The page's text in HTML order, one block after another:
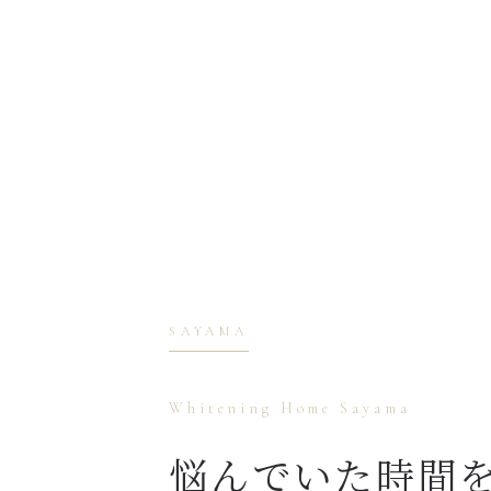
SAYAMA
Whitening Home Sayama
悩んでいた時間